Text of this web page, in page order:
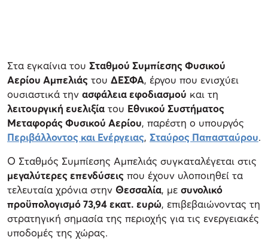
Στα εγκαίνια του Σταθμού Συμπίεσης Φυσικού
Αερίου Αμπελιάς του ΔΕΣΦΑ, έργου που ενισχύει
ουσιαστικά την ασφάλεια εφοδιασμού και τη
λειτουργική ευελιξία του Εθνικού Συστήματος
Μεταφοράς Φυσικού Αερίου, παρέστη ο υπουργός
Περιβάλλοντος και Ενέργειας, Σταύρος Παπασταύρου.
Ο Σταθμός Συμπίεσης Αμπελιάς συγκαταλέγεται στις
μεγαλύτερες επενδύσεις που έχουν υλοποιηθεί τα
τελευταία χρόνια στην Θεσσαλία, με συνολικό
προϋπολογισμό 73,94 εκατ. ευρώ, επιβεβαιώνοντας τη
στρατηγική σημασία της περιοχής για τις ενεργειακές
υποδομές της χώρας.